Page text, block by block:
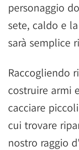
personaggio
sete, caldo e
sarà semplice
Raccogliendo
costruire armi
cacciare
cui trovare
nostro raggio